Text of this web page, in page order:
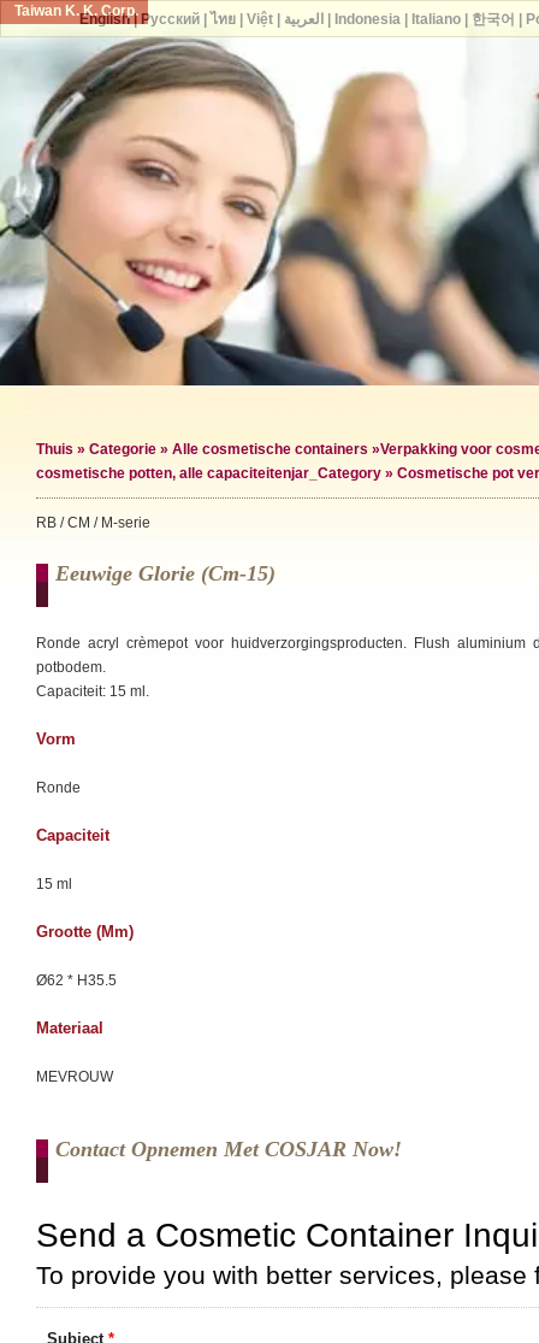
Taiwan K. K. Corp.
Thuis » Categorie » Alle cosmetische containers »Verpakking voor
cosmetische potten, alle capaciteitenjar_Category » Cosmetische pot
RB / CM / M-serie
Eeuwige Glorie (cm-15)
Ronde acryl crèmepot voor huidverzorgingsproducten. Flush aluminium
potbodem.
Capaciteit: 15 ml.
Vorm
Ronde
Capaciteit
15 ml
Grootte (mm)
Ø62 * H35.5
Materiaal
MEVROUW
Contact Opnemen Met COSJAR Now!
English| Русский| ไทย| Việt| العربية Indonesia| Italiano| 한국어